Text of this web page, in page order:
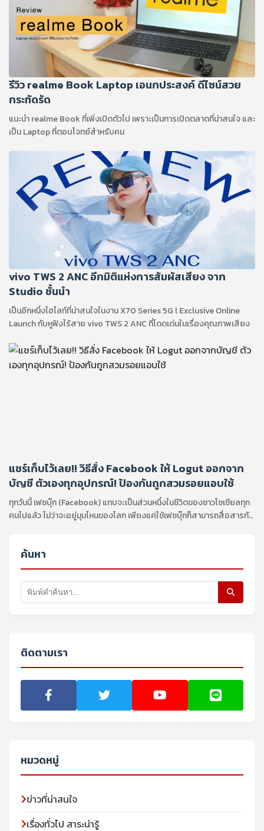
รีวิว realme Book Laptop เอนกประสงค์ ดีไซน์สวย
กระทัดรัด
แนะนำ realme Book ที่เพิ่งเปิดตัวไป เพราะเป็นการเปิดตลาดที่น่าสนใจ และ
เป็น Laptop ที่ตอบโจทย์สำหรับคน
vivo TWS 2 ANC อีกมิติแห่งการสัมผัสเสียง จาก
Studio ชั้นนำ
เป็นอีกหนึ่งไฮไลท์ที่น่าสนใจในงาน X70 Series 5G l Exclusive Online
Launch กับหูฟังไร้สาย vivo TWS 2 ANC ที่โดดเด่นในเรื่องคุณภาพเสียง
แชร์เก็บไว้เลย!! วิธีสั่ง Facebook ให้ Logut ออกจาก
บัญชี ตัวเองทุกอุปกรณ์! ป้องกันถูกสวมรอยแอบใช้
ทุกวันนี้ เฟซบุ๊ก (Facebook) แทบจะเป็นส่วนหนึ่งในชีวิตของชาวโซเชียลทุก
คนไปแล้ว ไม่ว่าจะอยู่มุมไหนของโลก เพียงแค่ใช้เฟซบุ๊กก็สามารถสื่อสารกับ
ค้นหา
ติดตามเรา
หมวดหมู่
ข่าวที่น่าสนใจ
เรื่องทั่วไป สาระน่ารู้